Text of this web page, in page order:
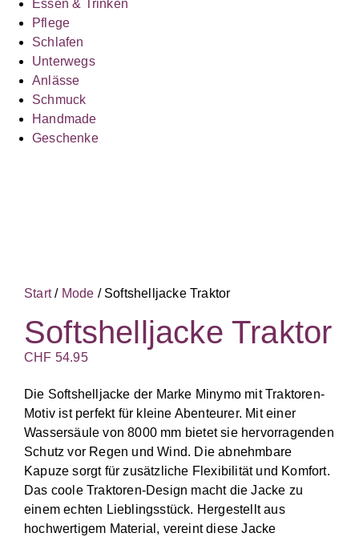
Essen & Trinken
Pflege
Schlafen
Unterwegs
Anlässe
Schmuck
Handmade
Geschenke
Start/ Mode / Softshelljacke Traktor
Softshelljacke Traktor
CHF 54.95
Die Softshelljacke der Marke Minymo mit Traktoren-
Motiv ist perfekt für kleine Abenteurer. Mit einer
Wassersäule von 8000 mm bietet sie hervorragenden
Schutz vor Regen und Wind. Die abnehmbare
Kapuze sorgt für zusätzliche Flexibilität und Komfort.
Das coole Traktoren-Design macht die Jacke zu
einem echten Lieblingsstück. Hergestellt aus
hochwertigem Material, vereint diese Jacke